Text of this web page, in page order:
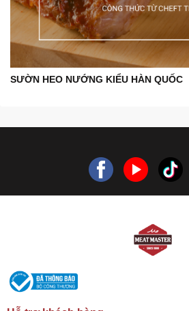
SƯỜN HEO NƯỚNG KIỂU HÀN QUỐC